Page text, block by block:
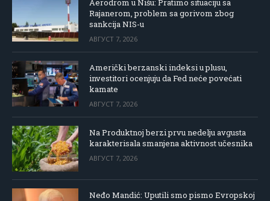
Aerodrom u Nišu: Pratimo situaciju sa
Rajanerom, problem sa gorivom zbog
sankcija NIS-u
АВГУСТ 7, 2026
Američki berzanski indeksi u plusu,
investitori ocenjuju da Fed neće povećati
kamate
АВГУСТ 7, 2026
Na Produktnoj berzi prvu nedelju avgusta
karakterisala smanjena aktivnost učesnika
АВГУСТ 7, 2026
Neđo Mandić: Uputili smo pismo Evropskoj